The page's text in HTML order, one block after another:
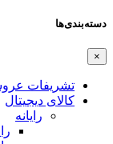
دسته‌بندی‌ها
×
تشریفات
کالای دیجیتال
رایانه